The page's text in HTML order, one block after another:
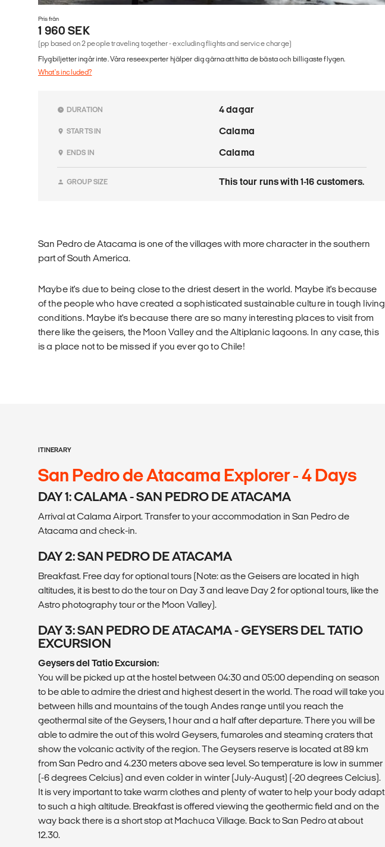
Pris från
1 960 SEK
(pp based on 2 people traveling together - excluding flights and service charge)
Flygbiljetter ingår inte. Våra reseexperter hjälper dig gärna att hitta de bästa och billigaste flygen.
What's included?
DURATION 4 dagar
STARTS IN Calama
ENDS IN Calama
GROUP SIZE This tour runs with 1-16 customers.
San Pedro de Atacama is one of the villages with more character in the southern
part of South America.
Maybe it's due to being close to the driest desert in the world. Maybe it's because
of the people who have created a sophisticated sustainable culture in tough living
conditions. Maybe it's because there are so many interesting places to visit from
there like the geisers, the Moon Valley and the Altiplanic lagoons. In any case, this
is a place not to be missed if you ever go to Chile!
ITINERARY
San Pedro de Atacama Explorer - 4 Days
DAY 1: CALAMA - SAN PEDRO DE ATACAMA
Arrival at Calama Airport. Transfer to your accommodation in San Pedro de
Atacama and check-in.
DAY 2: SAN PEDRO DE ATACAMA
Breakfast. Free day for optional tours (Note: as the Geisers are located in high
altitudes, it is best to do the tour on Day 3 and leave Day 2 for optional tours, like the
Astro photography tour or the Moon Valley).
DAY 3: SAN PEDRO DE ATACAMA - GEYSERS DEL TATIO
EXCURSION
Geysers del Tatio Excursion:
You will be picked up at the hostel between 04:30 and 05:00 depending on season
to be able to admire the driest and highest desert in the world. The road will take you
between hills and mountains of the tough Andes range until you reach the
geothermal site of the Geysers, 1 hour and a half after departure. There you will be
able to admire the out of this wolrd Geysers, fumaroles and steaming craters that
show the volcanic activity of the region. The Geysers reserve is located at 89 km
from San Pedro and 4.230 meters above sea level. So temperature is low in summer
(-6 degrees Celcius) and even colder in winter (July-August) (-20 degrees Celcius).
It is very important to take warm clothes and plenty of water to help your body adapt
to such a high altitude. Breakfast is offered viewing the geothermic field and on the
way back there is a short stop at Machuca Village. Back to San Pedro at about
12.30.